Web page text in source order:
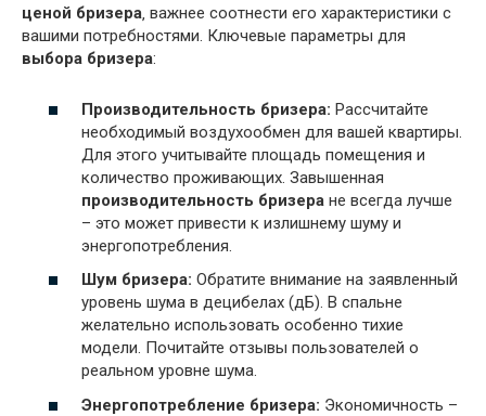
ценой бризера‚ важнее соотнести его характеристики с
вашими потребностями. Ключевые параметры для
выбора бризера:
Производительность бризера: Рассчитайте
необходимый воздухообмен для вашей квартиры.
Для этого учитывайте площадь помещения и
количество проживающих. Завышенная
производительность бризера не всегда лучше
– это может привести к излишнему шуму и
энергопотребления.
Шум бризера: Обратите внимание на заявленный
уровень шума в децибелах (дБ). В спальне
желательно использовать особенно тихие
модели. Почитайте отзывы пользователей о
реальном уровне шума.
Энергопотребление бризера: Экономичность –